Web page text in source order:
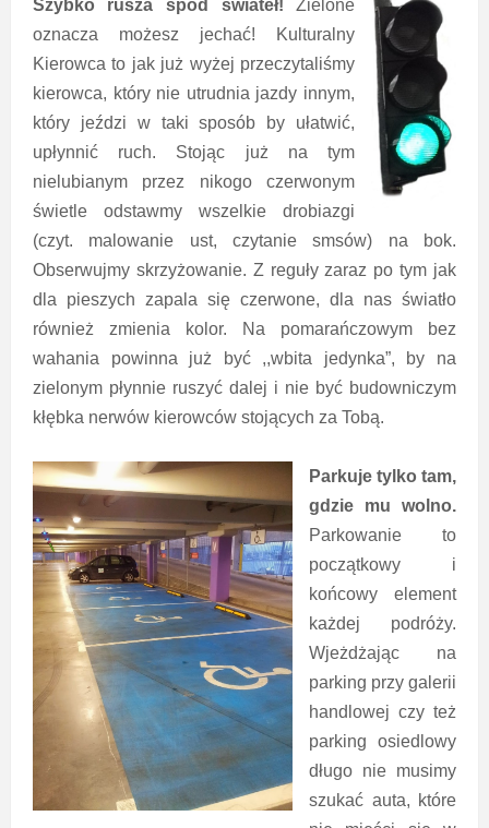
Szybko rusza spod świateł! Zielone
oznacza możesz jechać! Kulturalny
Kierowca to jak już wyżej przeczytaliśmy
kierowca, który nie utrudnia jazdy innym,
który jeździ w taki sposób by ułatwić,
upłynnić ruch. Stojąc już na tym
nielubianym przez nikogo czerwonym
świetle odstawmy wszelkie drobiazgi
(czyt. malowanie ust, czytanie smsów) na bok.
Obserwujmy skrzyżowanie. Z reguły zaraz po tym jak
dla pieszych zapala się czerwone, dla nas światło
również zmienia kolor. Na pomarańczowym bez
wahania powinna już być ,,wbita jedynka”, by na
zielonym płynnie ruszyć dalej i nie być budowniczym
kłębka nerwów kierowców stojących za Tobą.
Parkuje tylko tam,
gdzie mu wolno.
Parkowanie to
początkowy i
końcowy element
każdej podróży.
Wjeżdżając na
parking przy galerii
handlowej czy też
parking osiedlowy
długo nie musimy
szukać auta, które